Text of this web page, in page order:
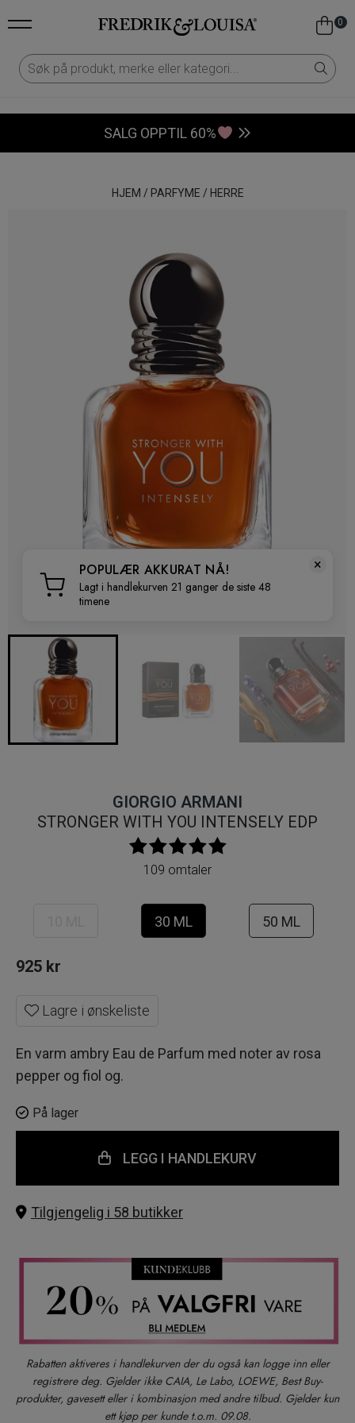
0
SALG OPPTIL 60%
HJEM / PARFYME / HERRE
POPULÆR AKKURAT NÅ!
Lagt i handlekurven 21 ganger de siste 48
timene
×
GIORGIO ARMANI
STRONGER WITH YOU INTENSELY EDP
109 omtaler
30 ML 50 ML
925 kr
Lagre i ønskeliste
En varm ambry Eau de Parfum med noter av rosa
pepper og fiol og.
På lager
LEGG I HANDLEKURV
Tilgjengelig i 58 butikker
Rabatten aktiveres i handlekurven der du også kan logge inn eller
registrere deg. Gjelder ikke CAIA, Le Labo, LOEWE, Best Buy-
produkter, gavesett eller i kombinasjon med andre tilbud. Gjelder kun
ett kjøp per kunde t.o.m. 09.08.